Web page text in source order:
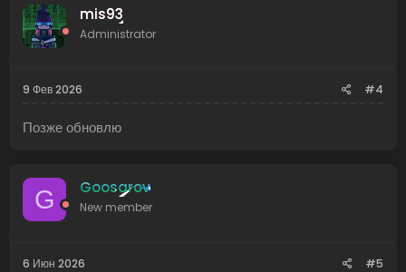
mis93
Administrator
9 Фев 2026 #4
Позже обновлю
G Goosarov
New member
6 Июн 2026 #5